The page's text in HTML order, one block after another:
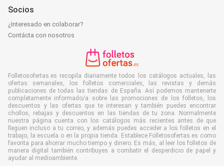
Socios
¿Interesado en colaborar?
Contácta con nosotros
Folletosofertas.es recopila diariamente todos los catálogos actuales, las
ofertas semanales, los folletos comerciales, las revistas y demás
publicaciones de todas las tiendas de España. Así podemos mantenerte
completamente informado/a sobre las promociones de los folletos, los
descuentos y las ofertas que te interesan y también puedes encontrar
chollos, rebajas y descuentos en las tiendas de tu zona. Normalmente
nuestra página cuenta con los catálogos más recientes antes de que
lleguen incluso a tu correo, y además puedes acceder a los folletos en el
trabajo, la escuela o en la propia tienda. Establece Folletosofertas.es como
favorita para ahorrar mucho tiempo y dinero. Es más, al leer los folletos de
manera digital también contribuyes a combatir el desperdicio de papel y
ayudar al medioambiente.